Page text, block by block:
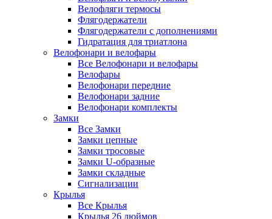
Велофляги термосы
Флягодержатели
Флягодержатели с дополнениями
Гидратация для триатлона
Велофонари и велофары
Все Велофонари и велофары
Велофары
Велофонари передние
Велофонари задние
Велофонари комплекты
Замки
Все Замки
Замки цепные
Замки тросовые
Замки U-образные
Замки складные
Сигнализации
Крылья
Все Крылья
Крылья 26 дюймов